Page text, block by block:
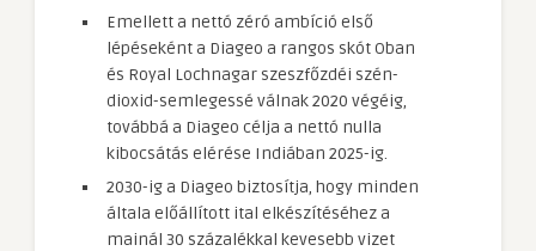
Emellett a nettó zéró ambíció első
lépéseként a Diageo a rangos skót Oban
és Royal Lochnagar szeszfőzdéi szén-
dioxid-semlegessé válnak 2020 végéig,
továbbá a Diageo célja a nettó nulla
kibocsátás elérése Indiában 2025-ig.
2030-ig a Diageo biztosítja, hogy minden
általa előállított ital elkészítéséhez a
mainál 30 százalékkal kevesebb vizet